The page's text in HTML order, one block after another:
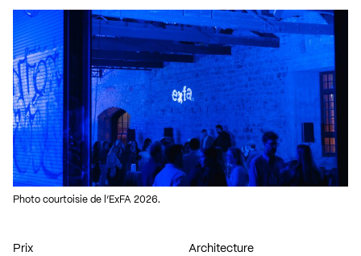
Prix
Architecture
Photo courtoisie de l’ExFA 2026.